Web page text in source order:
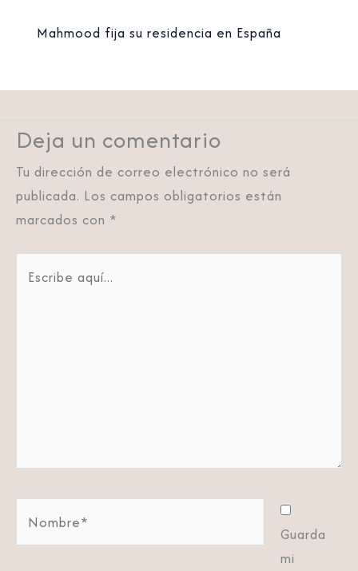
Mahmood fija su residencia en España
Deja un comentario
Tu dirección de correo electrónico no será
publicada. Los campos obligatorios están
marcados con *
aquí...
Guarda
mi